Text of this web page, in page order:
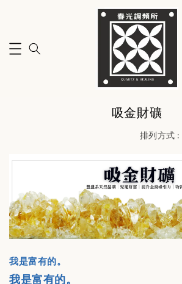
吸金財礦
排列方式 :
我是富有的。
我是富有的。